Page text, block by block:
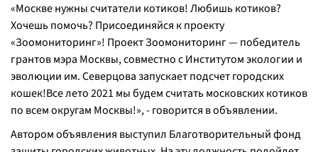
«Москве нужны считатели котиков! Любишь котиков?
Хочешь помочь? Присоединяйся к проекту
«Зоомониторинг»! Проект Зоомониторинг — победитель
грантов мэра Москвы, совместно с Институтом экологии и
эволюции им. Северцова запускает подсчет городских
кошек!Все лето 2021 мы будем считать московских котиков
по всем округам Москвы!», - говорится в объявлении.
Автором объявления выступил Благотворительный фонд